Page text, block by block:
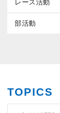
レース活動
部活動
TOPICS